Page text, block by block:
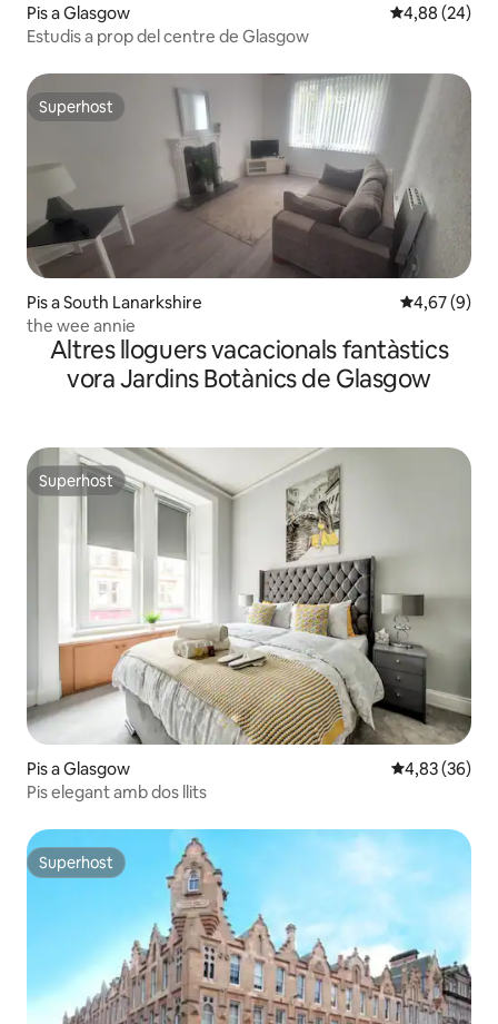
Pis a Glasgow 4,88 de
4,88 (24)
Estudis a prop del centre de Glasgow
Superhost
Superhost
Pis a South Lanarkshire 4,67 de
4,67 (9)
the wee annie
Altres lloguers vacacionals fantàstics
vora Jardins Botànics de Glasgow
Superhost
Superhost
Pis a Glasgow 4,83 de
4,83 (36)
Pis elegant amb dos llits
Superhost
Superhost